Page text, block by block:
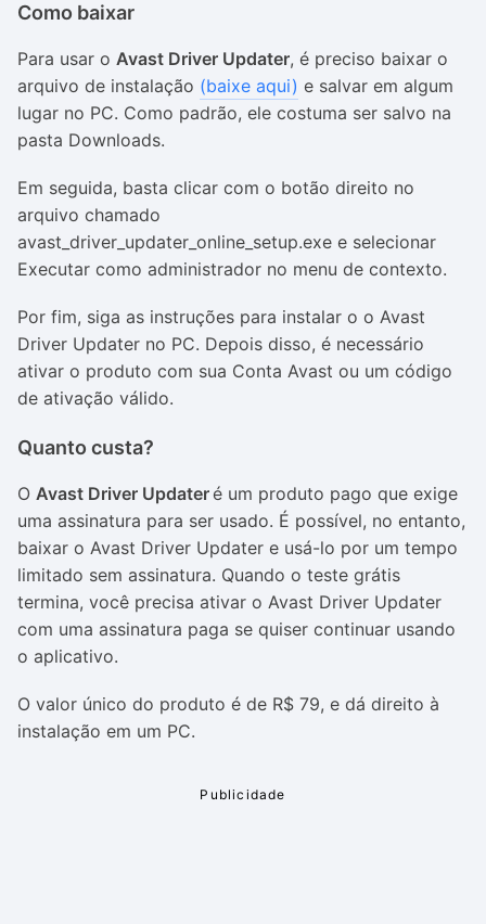
Como baixar
Para usar o Avast Driver Updater, é preciso baixar o
arquivo de instalação (baixe aqui) e salvar em algum
lugar no PC. Como padrão, ele costuma ser salvo na
pasta Downloads.
Em seguida, basta clicar com o botão direito no
arquivo chamado
avast_driver_updater_online_setup.exe e selecionar
Executar como administrador no menu de contexto.
Por fim, siga as instruções para instalar o o Avast
Driver Updater no PC. Depois disso, é necessário
ativar o produto com sua Conta Avast ou um código
de ativação válido.
Quanto custa?
O Avast Driver Updateré um produto pago que exige
uma assinatura para ser usado. É possível, no entanto,
baixar o Avast Driver Updater e usá-lo por um tempo
limitado sem assinatura. Quando o teste grátis
termina, você precisa ativar o Avast Driver Updater
com uma assinatura paga se quiser continuar usando
o aplicativo.
O valor único do produto é de R$ 79, e dá direito à
instalação em um PC.